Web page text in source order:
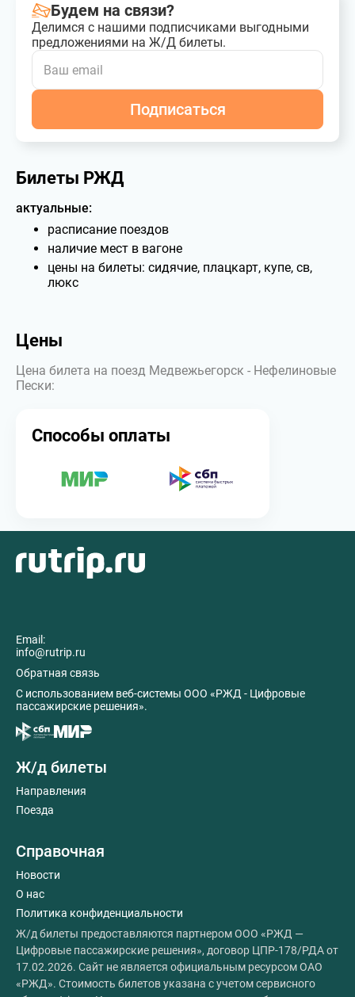
Будем на связи?
Делимся с нашими подписчиками выгодными
предложениями на Ж/Д билеты.
Подписаться
Билеты РЖД
актуальные:
расписание поездов
наличие мест в вагоне
цены на билеты: сидячие, плацкарт, купе, св,
люкс
Цены
Цена билета на поезд Медвежьегорск - Нефелиновые
Пески:
Способы оплаты
Email:
info@rutrip.ru
Обратная связь
C использованием веб-системы ООО «РЖД - Цифровые
пассажирские решения».
Ж/д билеты
Направления
Поезда
Справочная
Новости
О нас
Политика конфиденциальности
Ж/д билеты предоставляются партнером ООО «РЖД —
Цифровые пассажирские решения», договор ЦПР-178/РДА от
17.02.2026. Сайт не является официальным ресурсом ОАО
«РЖД». Стоимость билетов указана с учетом сервисного